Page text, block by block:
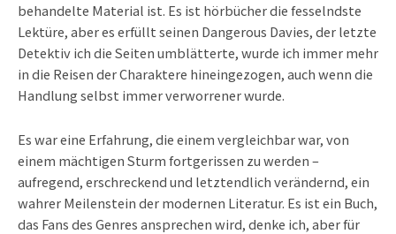
behandelte Material ist. Es ist hörbücher die fesselndste
Lektüre, aber es erfüllt seinen Dangerous Davies, der letzte
Detektiv ich die Seiten umblätterte, wurde ich immer mehr
in die Reisen der Charaktere hineingezogen, auch wenn die
Handlung selbst immer verworrener wurde.
Es war eine Erfahrung, die einem vergleichbar war, von
einem mächtigen Sturm fortgerissen zu werden –
aufregend, erschreckend und letztendlich verändernd, ein
wahrer Meilenstein der modernen Literatur. Es ist ein Buch,
das Fans des Genres ansprechen wird, denke ich, aber für